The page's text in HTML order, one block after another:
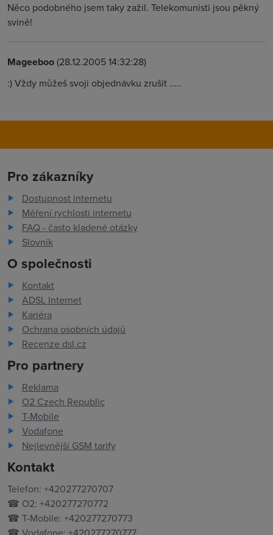
Něco podobného jsem taky zažil. Telekomunisti jsou pěkný
svině!
Mageeboo(28.12.2005 14:32:28)
:) Vždy můžeš svoji objednávku zrušit .....
Pro zákazníky
Dostupnost internetu
Měření rychlosti internetu
FAQ - často kladené otázky
Slovník
O společnosti
Kontakt
ADSL Internet
Kariéra
Ochrana osobních údajů
Recenze dsl.cz
Pro partnery
Reklama
O2 Czech Republic
T-Mobile
Vodafone
Nejlevnější GSM tarify
Kontakt
Telefon: +420277270707
☎ O2: +420277270772
☎ T-Mobile: +420277270773